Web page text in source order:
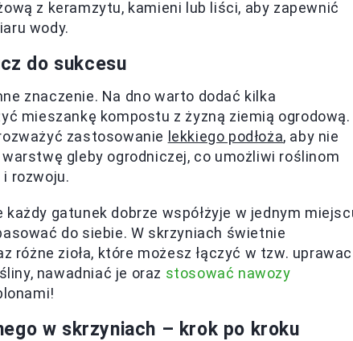
z keramzytu, kamieni lub liści, aby zapewnić
wody.
do sukcesu
znaczenie. Na dno warto dodać kilka
mieszankę kompostu z żyzną ziemią ogrodową.
zastosowanie lekkiego podłoża, aby nie
gleby ogrodniczej, co umożliwi roślinom
rozwoju.
gatunek dobrze współżyje w jednym
do siebie. W skrzyniach świetnie
różne zioła, które możesz łączyć w tzw.
nawadniać je oraz stosować nawozy
w skrzyniach – krok po kroku